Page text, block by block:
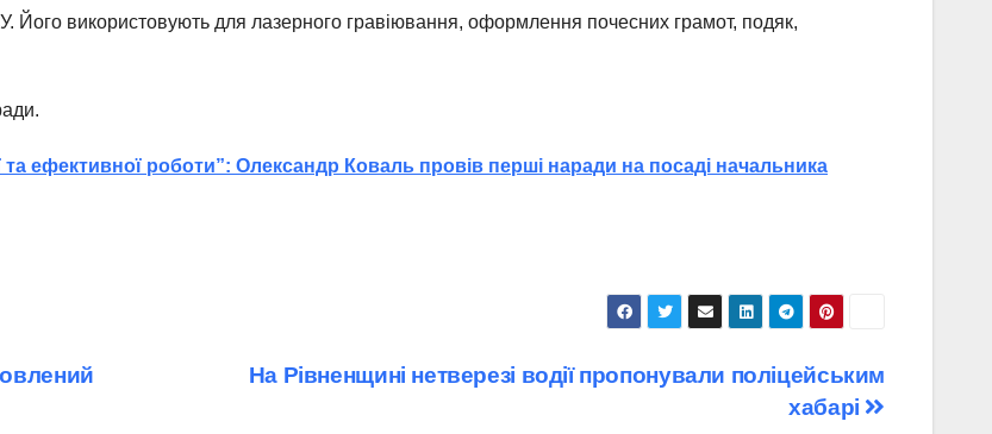
використовують для лазерного гравіювання, оформлення почесних грамот, подяк,
та ефективної роботи”: Олександр Коваль провів перші наради на посаді начальника
На Рівненщині нетверезі водії пропонували поліцейським
хабарі